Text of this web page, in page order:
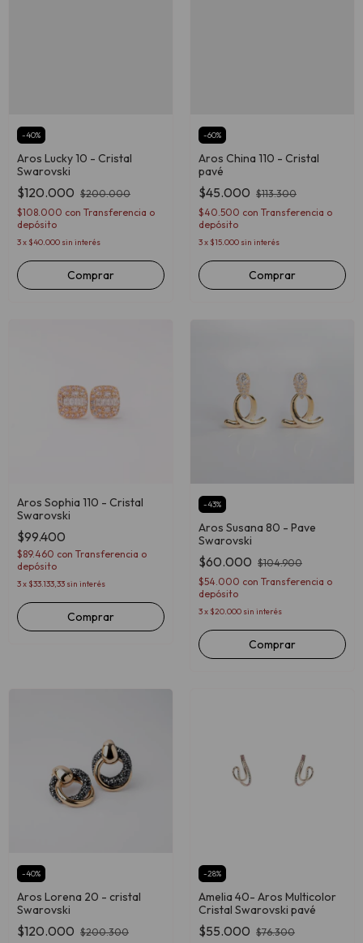
-40%
Aros Lucky 10 - Cristal
Swarovski
$120.000 $200.000
$108.000 con Transferencia o
depósito
3x $40.000 sin interés
-60%
Aros China 110 - Cristal
pavé
$45.000 $113.300
$40.500 con Transferencia o
depósito
3x $15.000 sin interés
Aros Sophia 110 - Cristal
Swarovski
$99.400
$89.460 con Transferencia o
depósito
3x $33.133,33 sin interés
Comprar
-43%
Aros Susana 80 - Pave
Swarovski
$60.000 $104.900
$54.000 con Transferencia o
depósito
3x $20.000 sin interés
Comprar
-40%
Aros Lorena 20 - cristal
Swarovski
$120.000 $200.300
-28%
Amelia 40- Aros Multicolor
Cristal Swarovski pavé
$55.000 $76.300